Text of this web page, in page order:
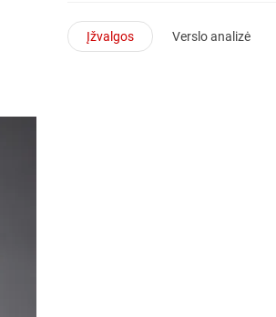
Įžvalgos Verslo analizė